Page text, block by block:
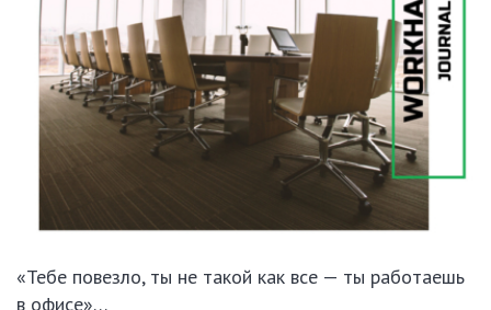
«Тебе повезло, ты не такой как все — ты работаешь
в офисе»…